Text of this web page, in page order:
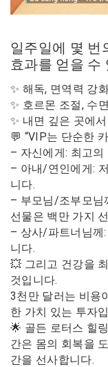
일주일에 몇 번
효과를 얻을 수
✨ 해독, 면역력 강
✨ 호르몬 조절, 수
✨ 내면 깊은 곳에
💬 “VIP는 단순한
– 자신에게: 최고
– 아내/연인에게:
니다.
– 부모님/조부모님
선물은 백만 가지
– 상사/파트너님께
니다.
💥 그리고 건강을
것입니다.
3천만 달러는 비용
한 가치 있는 투자
🌟 골든 로터스 힐
간은 몸의 회복을
간을 선사합니다.